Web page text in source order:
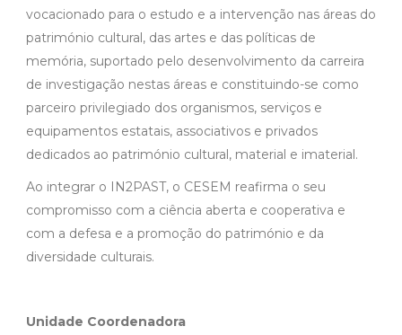
vocacionado para o estudo e a intervenção nas áreas do
património cultural, das artes e das políticas de
memória, suportado pelo desenvolvimento da carreira
de investigação nestas áreas e constituindo-se como
parceiro privilegiado dos organismos, serviços e
equipamentos estatais, associativos e privados
dedicados ao património cultural, material e imaterial.
Ao integrar o IN2PAST, o CESEM reafirma o seu
compromisso com a ciência aberta e cooperativa e
com a defesa e a promoção do património e da
diversidade culturais.
Unidade Coordenadora